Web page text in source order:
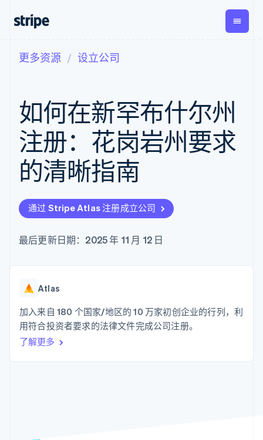
支付
在线支付
Payment links
无代码支付
Checkout
预构建支付界
面
Elements
Payment
methods
接入 125+ 种支
Authorization
支付成功率优
Link
加速结账
营收
经常性收入
Metronome
按用量计费
Subscriptions
订阅管理
Invoicing
一次性或定期
Tax
销售税和增值
税自动化
Recognition
Stripe Sigma
Global
Payouts
向第三
方打款
更多
按企业阶段
按应用场景
智能体商务
加密货币
嵌入式金融
财务自动化
全球化企业
交易市场
按行业
游戏
文档
库与 SDK
Stripe Apps
指南
实施预置结账流程
构建平台或交易市场
管理订阅
发行稳定币支持的支付卡
资源
应用集成
API 状态
学习
指南
支持
获取支持
专业服务
公司
产品路线图
Stripe Press
更多资源 设立公司
如何在新罕布什尔州
注册：花岗岩州要求
的清晰指南
通过 Stripe Atlas 注册成立公司
最后更新日期：2025 年 11 月 12 日
Atlas
加入来自 180 个国家/地区的 10 万家初创企业的行列，利
用符合投资者要求的法律文件完成公司注册。
了解更多